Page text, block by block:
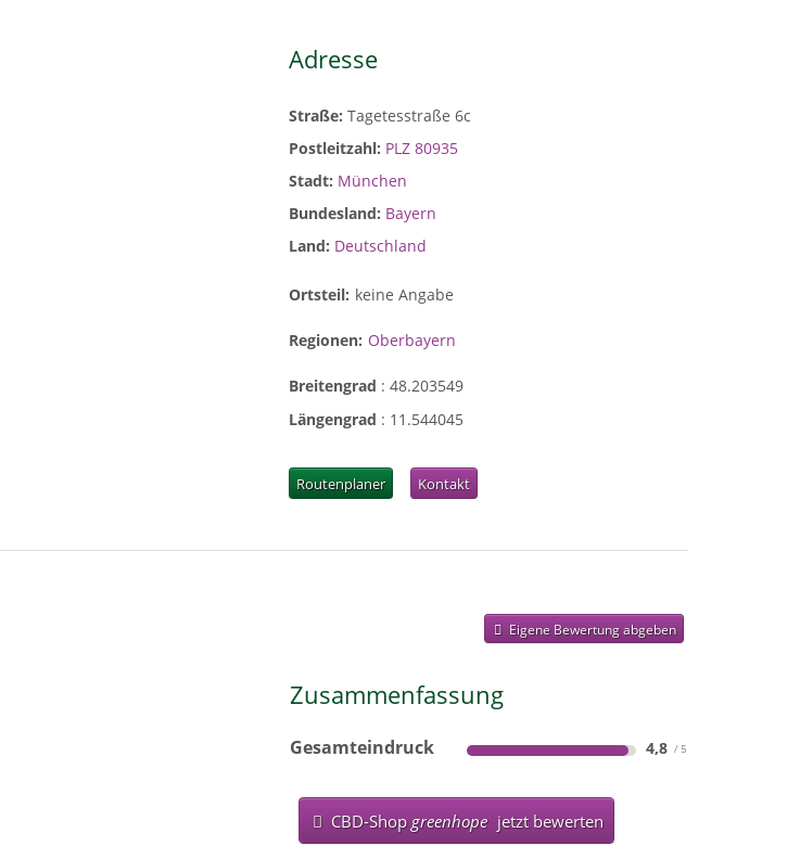
Adresse
Straße:Tagetesstraße 6c
Postleitzahl: PLZ 80935
Stadt: München
Bundesland: Bayern
Land: Deutschland
Ortsteil: keine Angabe
Regionen: Oberbayern
Breitengrad :48.203549
Längengrad : 11.544045
Routenplaner Kontakt
Eigene Bewertung abgeben
Zusammenfassung
Gesamteindruck 4,8
CBD-Shopgreenhope jetzt bewerten